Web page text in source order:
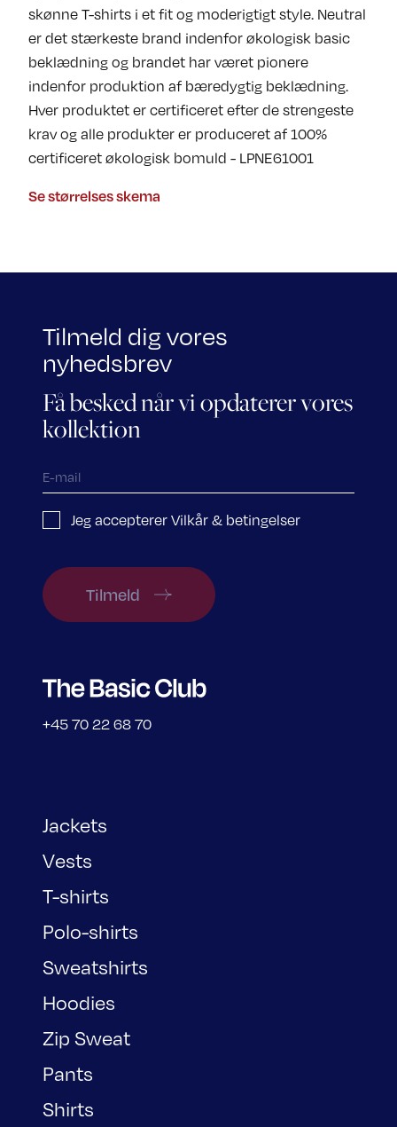
skønne T-shirts i et fit og moderigtigt style. Neutral
er det stærkeste brand indenfor økologisk basic
beklædning og brandet har været pionere
indenfor produktion af bæredygtig beklædning.
Hver produktet er certificeret efter de strengeste
krav og alle produkter er produceret af 100%
certificeret økologisk bomuld - LPNE61001
Se størrelses skema
Tilmeld dig vores
nyhedsbrev
Få besked når vi opdaterer vores
kollektion
Jeg accepterer Vilkår & betingelser
Tilmeld
+45 70 22 68 70
Jackets
Vests
T-shirts
Polo-shirts
Sweatshirts
Hoodies
Zip Sweat
Pants
Shirts